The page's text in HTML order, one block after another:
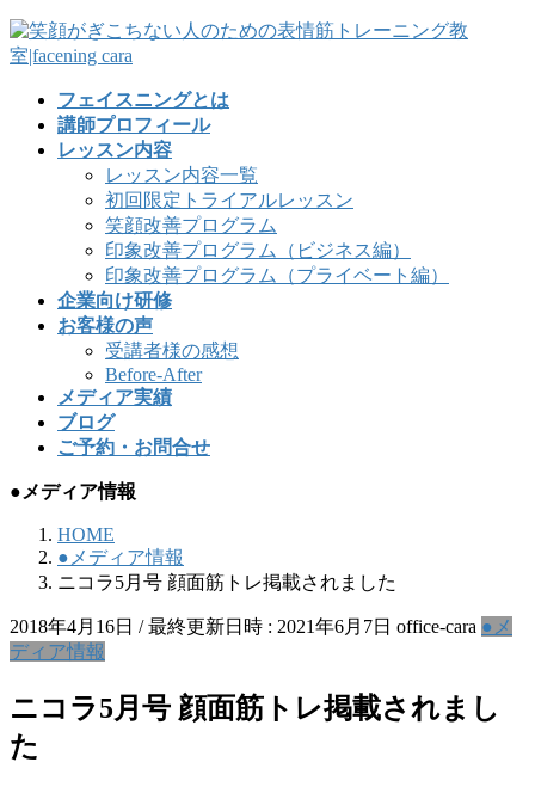
フェイスニングとは
講師プロフィール
レッスン内容
レッスン内容一覧
初回限定トライアルレッスン
笑顔改善プログラム
印象改善プログラム（ビジネス編）
印象改善プログラム（プライベート編）
企業向け研修
お客様の声
受講者様の感想
Before-After
メディア実績
ブログ
ご予約・お問合せ
●メディア情報
HOME
●メディア情報
ニコラ5月号 顔面筋トレ掲載されました
2018年4月16日 / 最終更新日時 : 2021年6月7日 office-cara ●メ
ディア情報
ニコラ5月号 顔面筋トレ掲載されまし
た